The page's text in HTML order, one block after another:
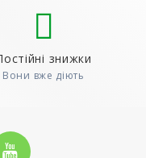
знижки
Вони вже діють